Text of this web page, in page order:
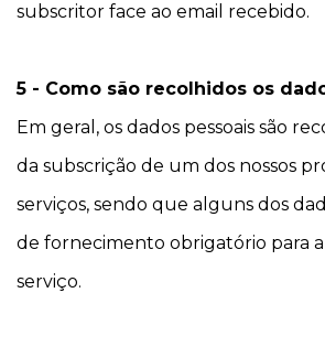
subscritor face ao email recebido.
5 - Como são recolhidos os
Em geral, os dados pessoais são
da subscrição de um dos nossos
serviços, sendo que alguns dos
de fornecimento obrigatório para
serviço.